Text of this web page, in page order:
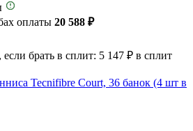
оплаты 20 588 ₽
брать в сплит: 5 147 ₽ в сплит
Tecnifibre Court, 36 банок (4 шт в